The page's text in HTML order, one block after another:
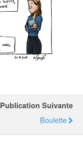
Publication Suivante
Boulette